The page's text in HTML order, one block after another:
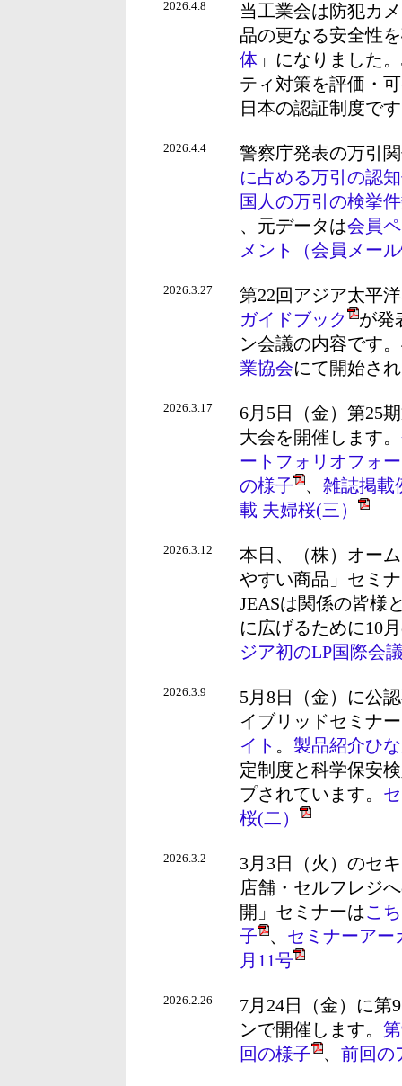
2026.4.8
当工業会は防犯カ
品の更なる安全性
体 」になりました
ティ対策を評価・
日本の認証制度で
2026.4.4
警察庁発表の万引
に占める万引の認
国人の万引の検挙
、元データは会員
メント（会員メー
2026.3.27
第22回アジア太平
ガイドブック
が発
ン会議の内容です
業協会にて開始さ
2026.3.17
6月5日（金）第25
大会を開催します。
ートフォリオフォ
の様子
、 雑誌掲載
載 夫婦桜(三）
2026.3.12
本日、（株）オー
やすい商品」セミ
JEASは関係の皆様
に広げるために10
ジア初のLP国際会
2026.3.9
5月8日（金）に公
イブリッドセミナ
イト 。 製品紹介ひ
定制度と科学保安
プされています。
桜(二）
2026.3.2
3月3日（火）のセ
店舗・セルフレジ
開」セミナーはこ
子
、 セミナーアー
月11号
2026.2.26
7月24日（金）に第
ンで開催します。
回の様子
、 前回の